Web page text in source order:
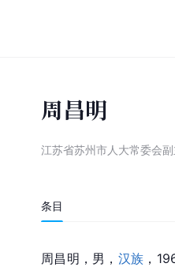
周昌明
江苏省苏州市人大常委会
条目
周昌明，男， 汉族 ，